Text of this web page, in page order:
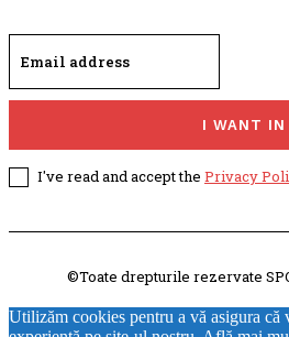
I WANT IN
I've read and accept the Privacy
©Toate drepturile rezervate
Utilizăm cookies pentru a vă asigura că